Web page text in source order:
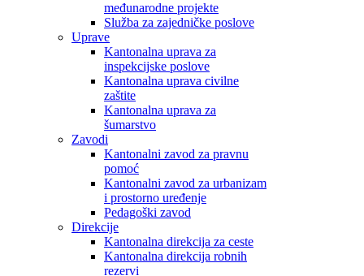
međunarodne projekte
Služba za zajedničke poslove
Uprave
Kantonalna uprava za
inspekcijske poslove
Kantonalna uprava civilne
zaštite
Kantonalna uprava za
šumarstvo
Zavodi
Kantonalni zavod za pravnu
pomoć
Kantonalni zavod za urbanizam
i prostorno uređenje
Pedagoški zavod
Direkcije
Kantonalna direkcija za ceste
Kantonalna direkcija robnih
rezervi